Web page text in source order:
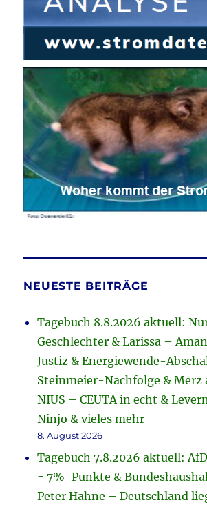
NEUESTE BEITRÄGE
Tagebuch 8.8.2026 aktuell:
Geschlechter & Larissa –
Justiz & Energiewende-
Steinmeier-Nachfolge & Merz
NIUS – CEUTA in echt &
Ninjo & vieles mehr
8. August 2026
Tagebuch 7.8.2026 aktuell:
= 7%-Punkte &
Peter Hahne – Deutschland